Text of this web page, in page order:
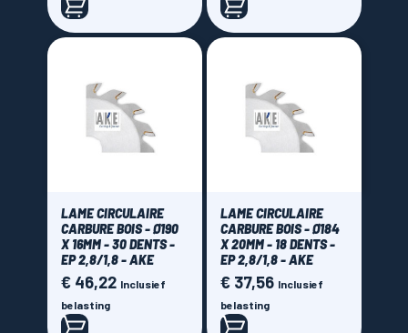
12 dents
18 dents(5)
20 dents(7)
24 dents(86)
30 dents(17)
32 dents(6)
34 dents (1)
36 dents(48)
40 dents
LAME CIRCULAIRE
CARBURE BOIS - Ø190
X 16MM - 30 DENTS -
EP 2,8/1,8 - AKE
Prijs
€ 46,22 Inclusief
belasting
LAME CIRCULAIRE
CARBURE BOIS - Ø184
X 20MM - 18 DENTS -
EP 2,8/1,8 - AKE
Prijs
€ 37,56 Inclusief
belasting